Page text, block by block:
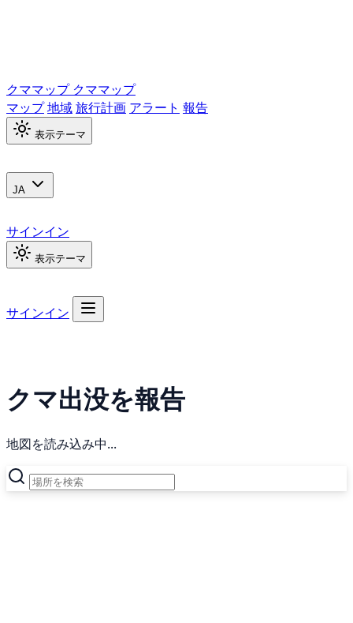
クママップ クママップ
マップ地域旅行計画 アラート 報告
表示テーマ
JA
サインイン
表示テーマ
サインイン
クマ出没を報告
地図を読み込み中...